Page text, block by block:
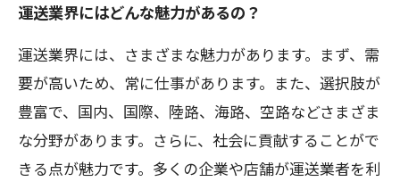
運送業界にはどんな魅力があるの？
運送業界には、さまざまな魅力があります。まず、需
要が高いため、常に仕事があります。また、選択肢が
豊富で、国内、国際、陸路、海路、空路などさまざま
な分野があります。さらに、社会に貢献することがで
きる点が魅力です。多くの企業や店舗が運送業者を利